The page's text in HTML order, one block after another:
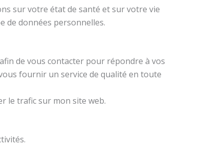
sur votre état de santé et sur votre vie
de données personnelles.
de vous contacter pour répondre à vos
fournir un service de qualité en toute
le trafic sur mon site web.